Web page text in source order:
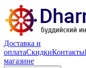
Доставка и
оплатаСкидкиКонтакты
магазине